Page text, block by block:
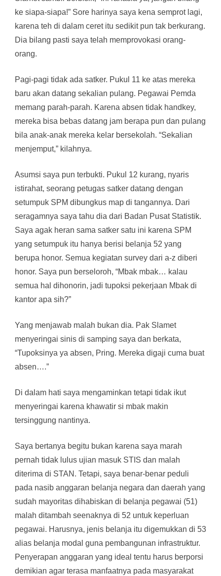
ke siapa-siapa!” Sore harinya saya kena semprot lagi,
karena teh di dalam ceret itu sedikit pun tak berkurang.
Dia bilang pasti saya telah memprovokasi orang-
orang.
Pagi-pagi tidak ada satker. Pukul 11 ke atas mereka
baru akan datang sekalian pulang. Pegawai Pemda
memang parah-parah. Karena absen tidak handkey,
mereka bisa bebas datang jam berapa pun dan pulang
bila anak-anak mereka kelar bersekolah. “Sekalian
menjemput,” kilahnya.
Asumsi saya pun terbukti. Pukul 12 kurang, nyaris
istirahat, seorang petugas satker datang dengan
setumpuk SPM dibungkus map di tangannya. Dari
seragamnya saya tahu dia dari Badan Pusat Statistik.
Saya agak heran sama satker satu ini karena SPM
yang setumpuk itu hanya berisi belanja 52 yang
berupa honor. Semua kegiatan survey dari a-z diberi
honor. Saya pun berseloroh, “Mbak mbak… kalau
semua hal dihonorin, jadi tupoksi pekerjaan Mbak di
kantor apa sih?”
Yang menjawab malah bukan dia. Pak Slamet
menyeringai sinis di samping saya dan berkata,
“Tupoksinya ya absen, Pring. Mereka digaji cuma buat
absen….”
Di dalam hati saya mengaminkan tetapi tidak ikut
menyeringai karena khawatir si mbak makin
tersinggung nantinya.
Saya bertanya begitu bukan karena saya marah
pernah tidak lulus ujian masuk STIS dan malah
diterima di STAN. Tetapi, saya benar-benar peduli
pada nasib anggaran belanja negara dan daerah yang
sudah mayoritas dihabiskan di belanja pegawai (51)
malah ditambah seenaknya di 52 untuk keperluan
pegawai. Harusnya, jenis belanja itu digemukkan di 53
alias belanja modal guna pembangunan infrastruktur.
Penyerapan anggaran yang ideal tentu harus berporsi
demikian agar terasa manfaatnya pada masyarakat